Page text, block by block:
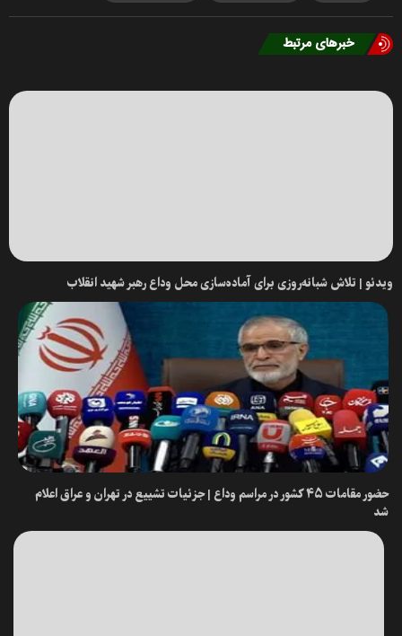
خبرهای مرتبط
ویدئو | تلاش شبانه‌روزی برای آماده‌سازی محل وداع رهبر شهید انقلاب
حضور مقامات ۴۵ کشور در مراسم وداع | جزئیات تشییع در تهران و عراق اعلام
شد